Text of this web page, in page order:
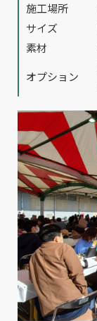
施工場所
サイズ
素材
オプション